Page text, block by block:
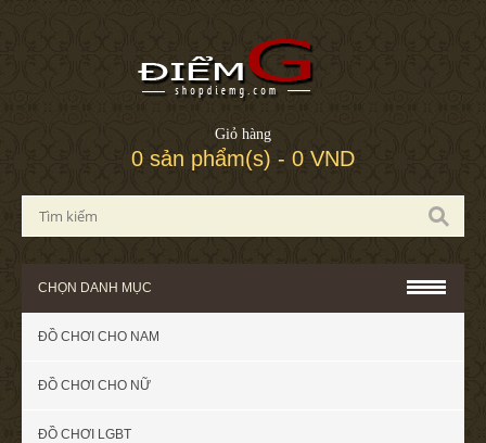
Giỏ hàng
0 sản phẩm(s) - 0 VND
CHỌN DANH MỤC
ĐỒ CHƠI CHO NAM
ĐỒ CHƠI CHO NỮ
ĐỒ CHƠI LGBT